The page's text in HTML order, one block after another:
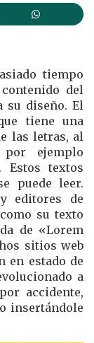
tiempo
del
su diseño. El
tiene una
las letras, al
ejemplo
Estos textos
puede leer.
editores de
su texto
de «Lorem
sitios web
en estado de
a
accidente,
insertándole